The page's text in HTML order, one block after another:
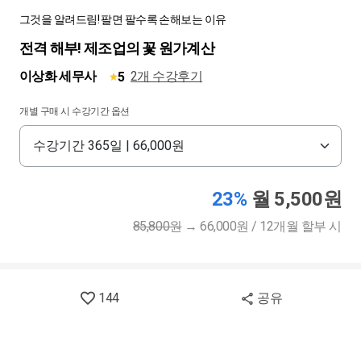
그것을 알려드림! 팔면 팔수록 손해보는 이유
전격 해부! 제조업의 꽃 원가계산
이상화 세무사 5 2개 수강후기
개별 구매 시 수강기간 옵션
23% 월 5,500원
85,800원→66,000원 / 12개월 할부 시
144 공유